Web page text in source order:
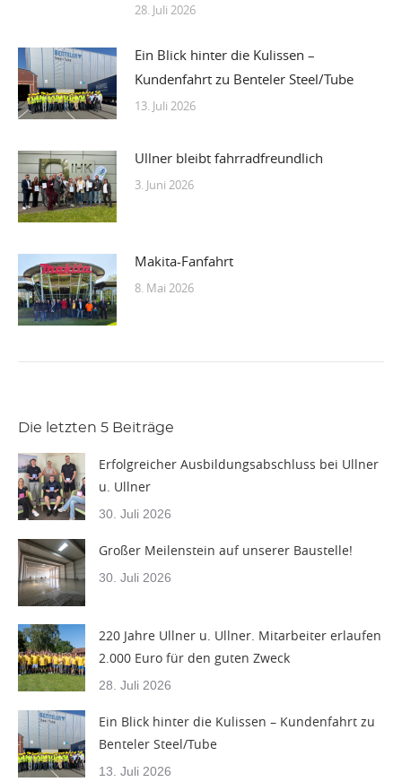
28. Juli 2026
Ein Blick hinter die Kulissen –
Kundenfahrt zu Benteler Steel/Tube
13. Juli 2026
Ullner bleibt fahrradfreundlich
3. Juni 2026
Makita-Fanfahrt
8. Mai 2026
Die letzten 5 Beiträge
Erfolgreicher Ausbildungsabschluss bei Ullner
u. Ullner
30. Juli 2026
Großer Meilenstein auf unserer Baustelle!
30. Juli 2026
220 Jahre Ullner u. Ullner. Mitarbeiter erlaufen
2.000 Euro für den guten Zweck
28. Juli 2026
Ein Blick hinter die Kulissen – Kundenfahrt zu
Benteler Steel/Tube
13. Juli 2026